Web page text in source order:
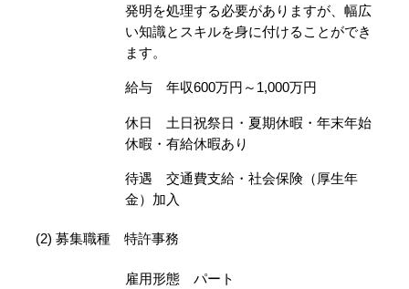
発明を処理する必要がありますが、幅広
い知識とスキルを身に付けることができ
ます。
給与 年収600万円～1,000万円
休日 土日祝祭日・夏期休暇・年末年始
休暇・有給休暇あり
待遇 交通費支給・社会保険（厚生年
金）加入
(2) 募集職種 特許事務
雇用形態 パート